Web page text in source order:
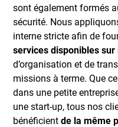
sont également formés
sécurité. Nous
interne stricte afin de
services disponibles sur
d’organisation et de
missions à terme. Que
dans une petite
une start-up, tous nos
bénéficientde la même